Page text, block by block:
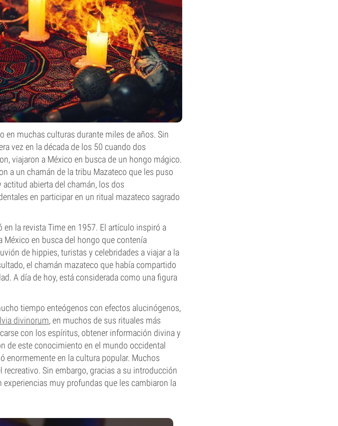
en muchas culturas durante miles de años. Sin
vez en la década de los 50 cuando dos
viajaron a México en busca de un hongo mágico.
a un chamán de la tribu Mazateco que les puso
abierta del chamán, los dos
en participar en un ritual mazateco sagrado
la revista Time en 1957. El artículo inspiró a
México en busca del hongo que contenía
de hippies, turistas y celebridades a viajar a la
el chamán mazateco que había compartido
A día de hoy, está considerada como una figura
tiempo enteógenos con efectos alucinógenos,
divinorum, en muchos de sus rituales más
con los espíritus, obtener información divina y
de este conocimiento en el mundo occidental
enormemente en la cultura popular. Muchos
Sin embargo, gracias a su introducción
muy profundas que les cambiaron la